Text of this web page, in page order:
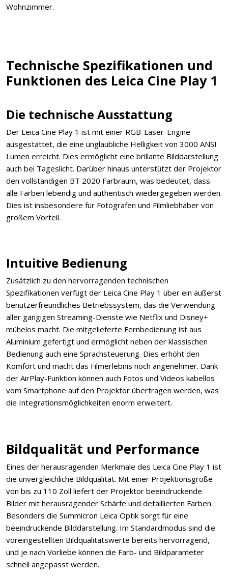
Wohnzimmer.
Technische Spezifikationen und
Funktionen des Leica Cine Play 1
Die technische Ausstattung
Der Leica Cine Play 1 ist mit einer RGB-Laser-Engine
ausgestattet, die eine unglaubliche Helligkeit von 3000 ANSI
Lumen erreicht. Dies ermöglicht eine brillante Bilddarstellung
auch bei Tageslicht. Darüber hinaus unterstützt der Projektor
den vollständigen BT 2020 Farbraum, was bedeutet, dass
alle Farben lebendig und authentisch wiedergegeben werden.
Dies ist insbesondere für Fotografen und Filmliebhaber von
großem Vorteil.
Intuitive Bedienung
Zusätzlich zu den hervorragenden technischen
Spezifikationen verfügt der Leica Cine Play 1 über ein äußerst
benutzerfreundliches Betriebssystem, das die Verwendung
aller gängigen Streaming-Dienste wie Netflix und Disney+
mühelos macht. Die mitgelieferte Fernbedienung ist aus
Aluminium gefertigt und ermöglicht neben der klassischen
Bedienung auch eine Sprachsteuerung. Dies erhöht den
Komfort und macht das Filmerlebnis noch angenehmer. Dank
der AirPlay-Funktion können auch Fotos und Videos kabellos
vom Smartphone auf den Projektor übertragen werden, was
die Integrationsmöglichkeiten enorm erweitert.
Bildqualität und Performance
Eines der herausragenden Merkmale des Leica Cine Play 1 ist
die unvergleichliche Bildqualität. Mit einer Projektionsgröße
von bis zu 110 Zoll liefert der Projektor beeindruckende
Bilder mit herausragender Schärfe und detaillierten Farben.
Besonders die Summicron Leica Optik sorgt für eine
beeindruckende Bilddarstellung. Im Standardmodus sind die
voreingestellten Bildqualitätswerte bereits hervorragend,
und je nach Vorliebe können die Farb- und Bildparameter
schnell angepasst werden.